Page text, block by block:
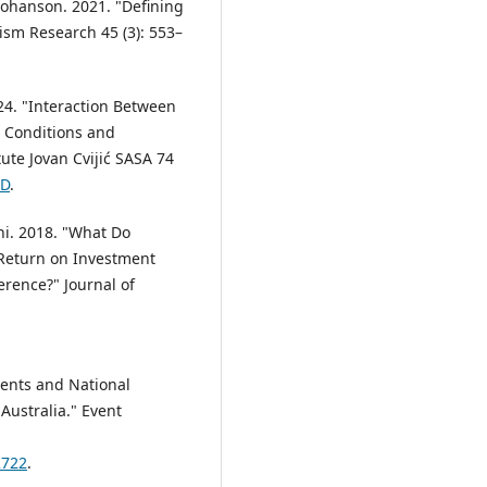
2021. "Defining
Research 45 (3): 553–
"Interaction Between
and
Jovan Cvijić SASA 74
.
2018. "What Do
on Investment
Journal of
and National
Event
.